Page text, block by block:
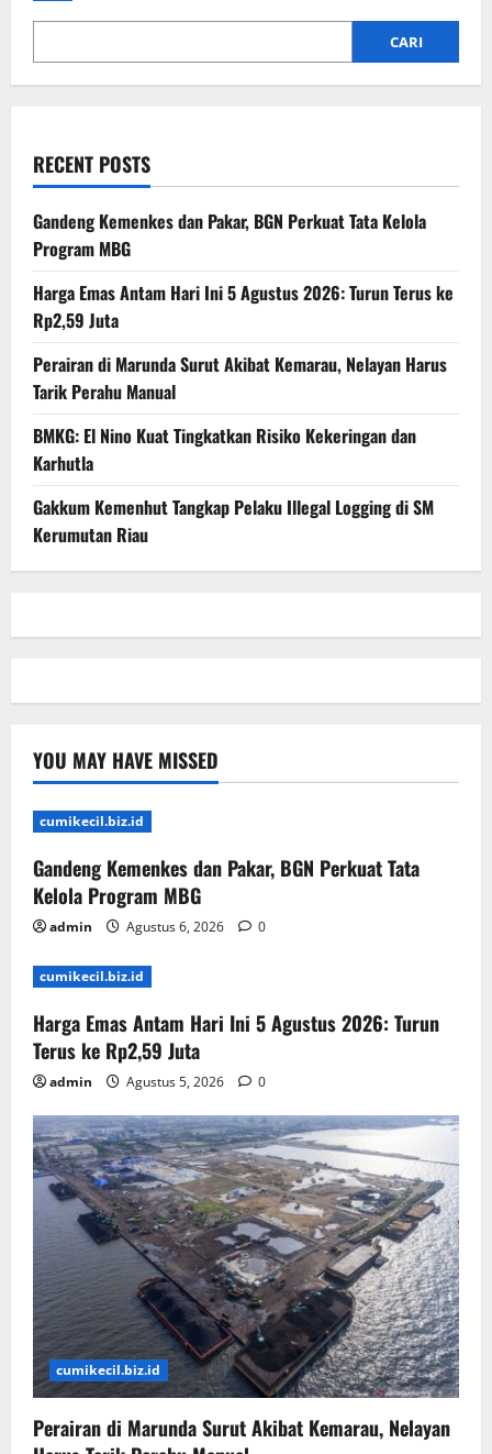
CARI
RECENT POSTS
Gandeng Kemenkes dan Pakar, BGN Perkuat Tata Kelola
Program MBG
Harga Emas Antam Hari Ini 5 Agustus 2026: Turun Terus ke
Rp2,59 Juta
Perairan di Marunda Surut Akibat Kemarau, Nelayan Harus
Tarik Perahu Manual
BMKG: El Nino Kuat Tingkatkan Risiko Kekeringan dan
Karhutla
Gakkum Kemenhut Tangkap Pelaku Illegal Logging di SM
Kerumutan Riau
YOU MAY HAVE MISSED
cumikecil.biz.id
Gandeng Kemenkes dan Pakar, BGN Perkuat Tata
Kelola Program MBG
admin Agustus 6, 2026 0
cumikecil.biz.id
Harga Emas Antam Hari Ini 5 Agustus 2026: Turun
Terus ke Rp2,59 Juta
admin Agustus 5, 2026 0
cumikecil.biz.id
Perairan di Marunda Surut Akibat Kemarau, Nelayan